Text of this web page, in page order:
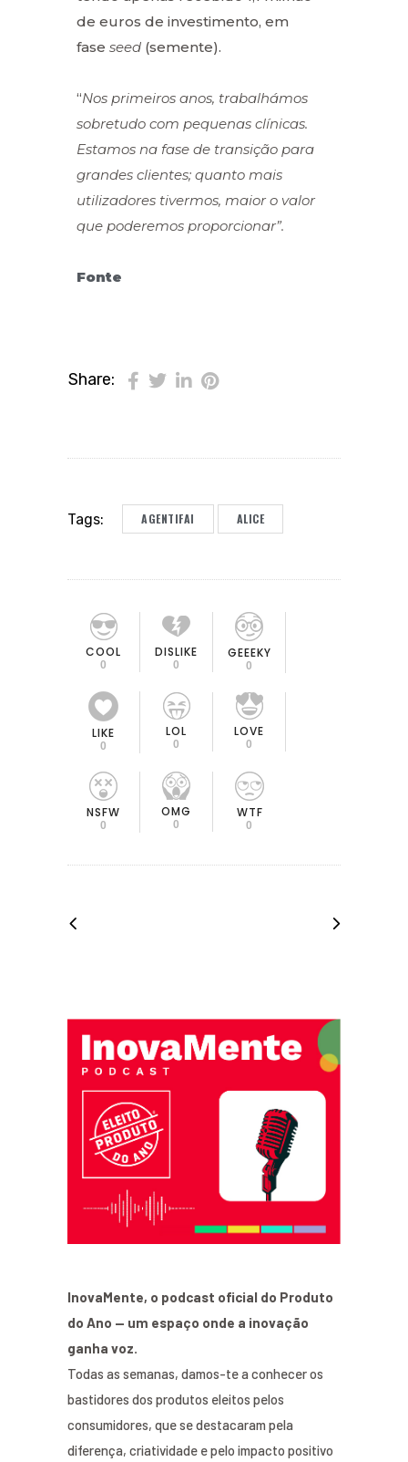
de euros de investimento, em
fase seed (semente).
“Nos primeiros anos, trabalhámos
sobretudo com pequenas clínicas.
Estamos na fase de transição para
grandes clientes; quanto mais
utilizadores tivermos, maior o valor
que poderemos proporcionar”.
Fonte
Share:
Tags: AGENTIFAI ALICE
COOL
0
DISLIKE
0
GEEEKY
0
LIKE
0
LOL
0
LOVE
0
NSFW
0
OMG
0
WTF
0
InovaMente, o podcast oficial do Produto
do Ano — um espaço onde a inovação
ganha voz.
Todas as semanas, damos-te a conhecer os
bastidores dos produtos eleitos pelos
consumidores, que se destacaram pela
diferença, criatividade e pelo impacto positivo